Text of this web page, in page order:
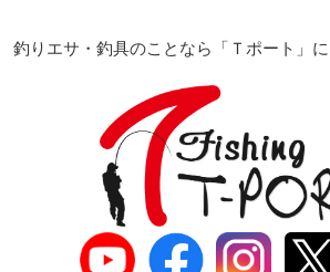
釣りエサ・釣具のことなら「Ｔポート」に